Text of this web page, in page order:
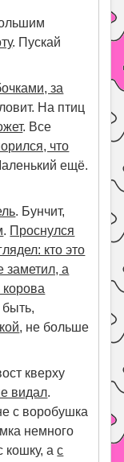
. Пускай
за
На птиц
. Все
что
ещё.
. Бунчит,
. Проснулся
кто это
заметил, а
, не больше
кверху
видал.
с воробушка
немного
кошку, ас